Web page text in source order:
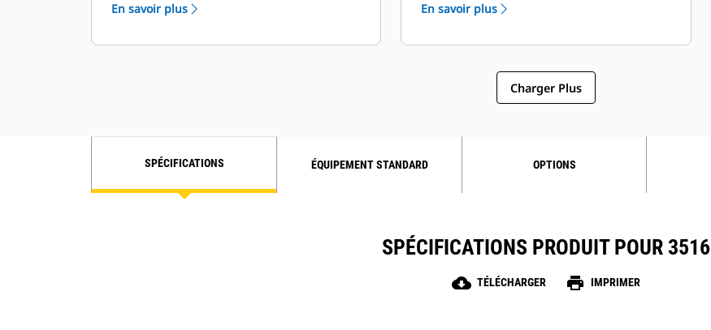
peuvent être personnalisés et adaptés
garantie d'un an après la mise en
En savoir plus En savoir plus
Charger Plus
SPÉCIFICATIONS ÉQUIPEMENT STANDARD OPTIONS
SPÉCIFICATIONS PRODUIT POUR 3516
cloud_download TÉLÉCHARGER print IMPRIMER